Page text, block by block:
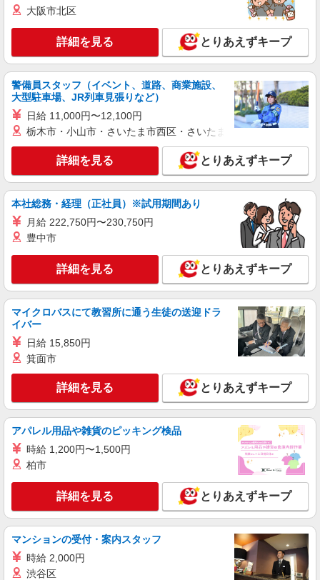
大阪市北区
詳細を見る とりあえずキープ
警備員スタッフ（イベント、道路、商業施設、
大型駐車場、JR列車見張りなど）
日給 11,000円〜12,100円
栃木市・小山市・さいたま市西区・さいたま市岩槻区・久喜市・
詳細を見る とりあえずキープ
本社総務・経理（正社員）※試用期間あり
月給 222,750円〜230,750円
豊中市
詳細を見る とりあえずキープ
マイクロバスにて教習所に通う生徒の送迎ドラ
イバー
日給 15,850円
箕面市
詳細を見る とりあえずキープ
アパレル用品や雑貨のピッキング検品
時給 1,200円〜1,500円
柏市
詳細を見る とりあえずキープ
マンションの受付・案内スタッフ
時給 2,000円
渋谷区